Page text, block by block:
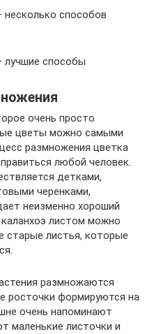
способов
лучшие способы
очень просто
цветы можно самыми
размножения цветка
любой человек.
детками,
черенками,
неизменно хороший
листом можно
старые листья, которые
размножаются
росточки формируются на
очень напоминают
маленькие листочки и